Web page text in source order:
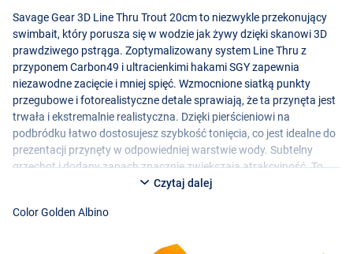
Savage Gear 3D Line Thru Trout 20cm to niezwykle przekonujący
swimbait, który porusza się w wodzie jak żywy dzięki skanowi 3D
prawdziwego pstrąga. Zoptymalizowany system Line Thru z
przyponem Carbon49 i ultracienkimi hakamiSGYzapewnia
niezawodne zacięcie i mniej spięć. Wzmocnione siatką punkty
przegubowe i fotorealistyczne detale sprawiają, że ta przynęta jest
trwała i ekstremalnie realistyczna. Dzięki pierścieniowi na
podbródku łatwo dostosujesz szybkość tonięcia, co jest idealne do
prezentacji przynęty w odpowiedniej warstwie wody. Subtelny
grzechot i dodany zapach znacznie zwiększają atrakcyjność. To
produkt najwyższej klasy do celowego łowienia dużych
Czytaj dalej
Color Golden Albino